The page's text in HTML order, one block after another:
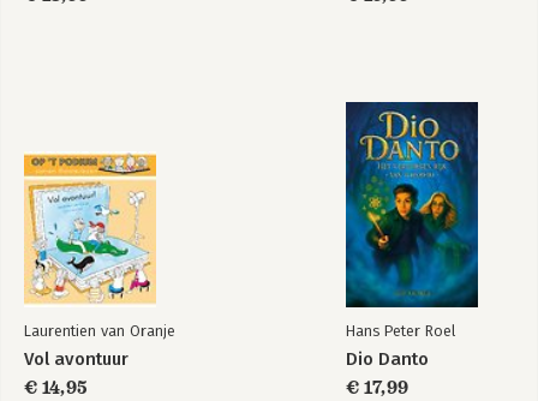
Laurentien van Oranje
Vol avontuur
€ 14,95
Hans Peter Roel
Dio Danto
€ 17,99